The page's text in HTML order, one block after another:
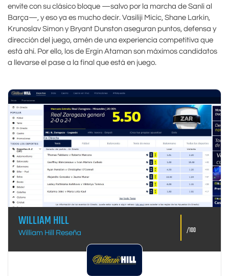
envite con su clásico bloque —salvo por la marcha de Sanli al
Barça—, y eso ya es mucho decir. Vasiliji Micic, Shane Larkin,
Krunoslav Simon y Bryant Dunston aseguran puntos, defensa y
dirección del juego, amén de una experiencia competitiva que
está ahí. Por ello, los de Ergin Ataman son máximos candidatos
a llevarse el pase a la final que está en juego.
WILLIAM HILL
William Hill Reseña /100